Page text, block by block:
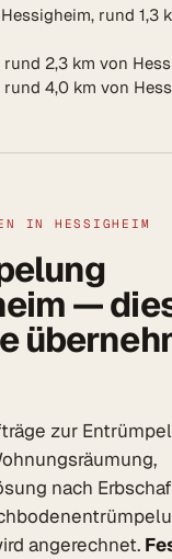
rund 1,3
2,3 km von
4,0 km von
IN HESSIGHEIM
—
zur
nach
angerechnet.